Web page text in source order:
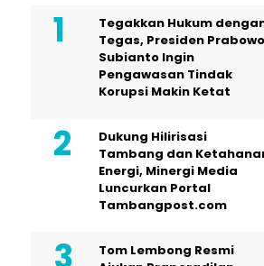
Tegakkan Hukum
Tegas, Presiden Prabowo
Subianto Ingin
Pengawasan Tindak
Korupsi Makin Ketat
Dukung Hilirisasi
Tambang dan
Energi, Minergi Media
Luncurkan Portal
Tambangpost.com
Tom Lembong Resmi